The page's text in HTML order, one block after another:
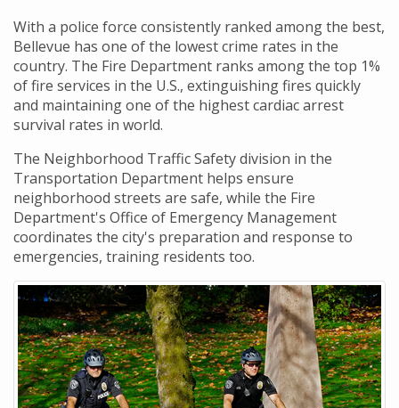
With a police force consistently ranked among the best,
Bellevue has one of the lowest crime rates in the
country. The Fire Department ranks among the top 1%
of fire services in the U.S., extinguishing fires quickly
and maintaining one of the highest cardiac arrest
survival rates in world.
The Neighborhood Traffic Safety division in the
Transportation Department helps ensure
neighborhood streets are safe, while the Fire
Department's Office of Emergency Management
coordinates the city's preparation and response to
emergencies, training residents too.